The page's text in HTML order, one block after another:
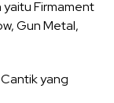
yaitu Firmament
Gun Metal,